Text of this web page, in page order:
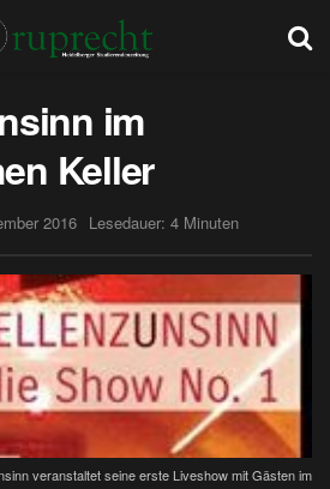
im
Keller
2016 Lesedauer: 4 Minuten
veranstaltet seine erste Liveshow mit Gästen im